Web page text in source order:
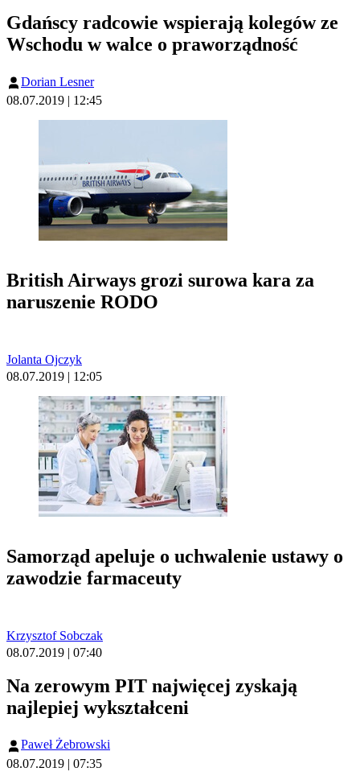
Gdańscy radcowie wspierają kolegów ze
Wschodu w walce o praworządność
Dorian Lesner
08.07.2019 | 12:45
British Airways grozi surowa kara za
naruszenie RODO
Jolanta Ojczyk
08.07.2019 | 12:05
Samorząd apeluje o uchwalenie ustawy o
zawodzie farmaceuty
Krzysztof Sobczak
08.07.2019 | 07:40
Na zerowym PIT najwięcej zyskają
najlepiej wykształceni
Paweł Żebrowski
08.07.2019 | 07:35